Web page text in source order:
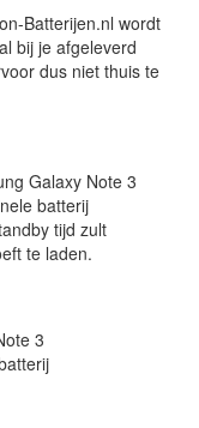
Batterijen.nl wordt
bij je afgeleverd
dus niet thuis te
Galaxy Note 3
batterij
tijd zult
te laden.
3